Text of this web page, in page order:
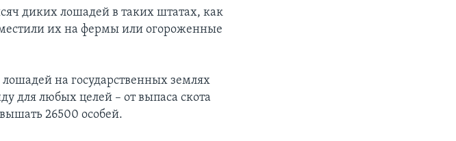
диких лошадей в таких штатах, как
их на фермы или огороженные
на государственных землях
для любых целей – от выпаса скота
26500 особей.